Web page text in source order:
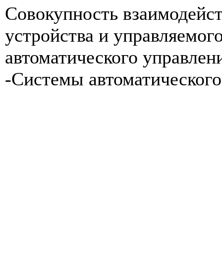
Совокупность
устройства и
автоматического
-Системы